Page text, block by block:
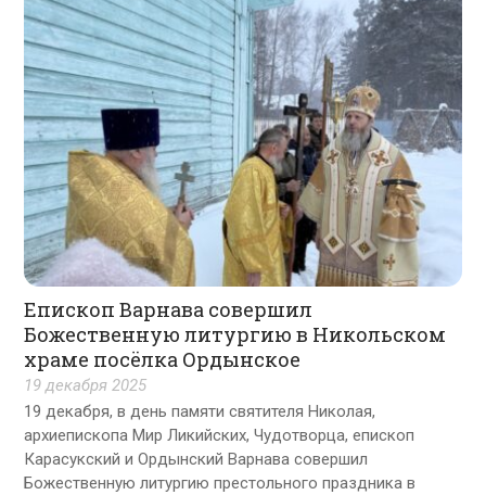
Епископ Варнава совершил
Божественную литургию в Никольском
храме посёлка Ордынское
19 декабря 2025
19 декабря, в день памяти святителя Николая,
архиепископа Мир Ликийских, Чудотворца, епископ
Карасукский и Ордынский Варнава совершил
Божественную литургию престольного праздника в